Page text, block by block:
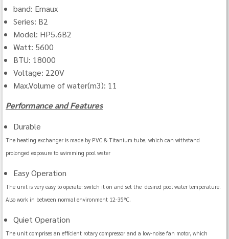
band: Emaux
Series: B2
Model: HP5.6B2
Watt: 5600
BTU: 18000
Voltage: 220V
Max.Volume of water(m3): 11
Performance and Features
Durable
The heating exchanger is made by PVC & Titanium tube, which can withstand
prolonged exposure to swimming pool water
Easy Operation
The unit is very easy to operate: switch it on and set the desired pool water temperature.
Also work in between normal environment 12-35℃.
Quiet Operation
The unit comprises an efficient rotary compressor and a low-noise fan motor, which